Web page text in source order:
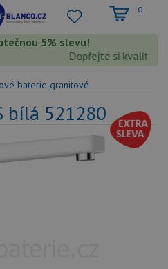
0
5% slevu!
Dopřejte si kvalitu
baterie granitové
bílá 521280